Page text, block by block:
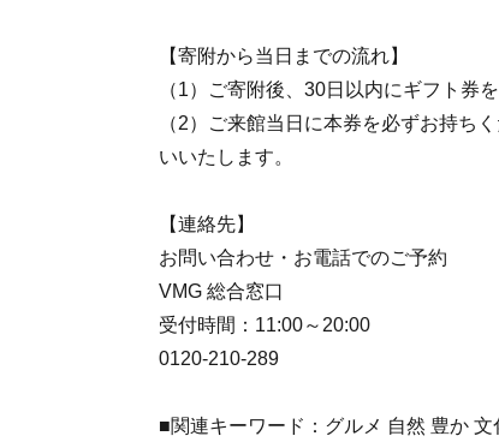
【寄附から当日までの流れ】
（1）ご寄附後、30日以内にギフト券
（2）ご来館当日に本券を必ずお持ち
いいたします。
【連絡先】
お問い合わせ・お電話でのご予約
VMG 総合窓口
受付時間：11:00～20:00
0120-210-289
■関連キーワード：グルメ 自然 豊か